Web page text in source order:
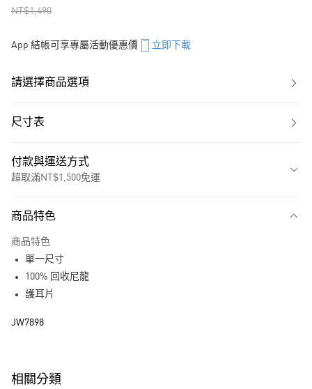
NT$1,490
App 結帳可享專屬活動優惠價 立即下載
請選擇商品選項
尺寸表
付款與運送方式
超取滿NT$1,500免運
LINE Pay
每筆NT$80，滿NT$1,500(含以上)免運費
商品特色
商品特色
單一尺寸
100% 回收尼龍
護耳片
JW7898
相關分類